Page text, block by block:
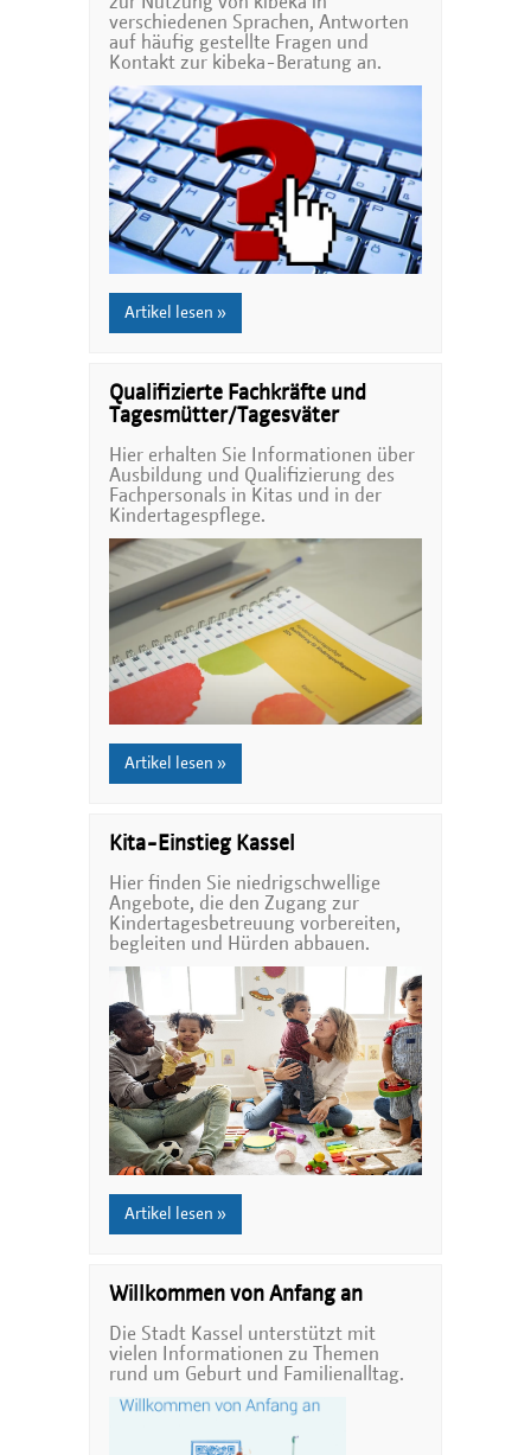
verschiedenen Sprachen, Antworten
auf häufig gestellte Fragen und
Kontakt zur kibeka-Beratung an.
Artikel lesen »
Qualifizierte Fachkräfte und
Tagesmütter/Tagesväter
Hier erhalten Sie Informationen über
Ausbildung und Qualifizierung des
Fachpersonals in Kitas und in der
Kindertagespflege.
Artikel lesen »
Kita-Einstieg Kassel
Hier finden Sie niedrigschwellige
Angebote, die den Zugang zur
Kindertagesbetreuung vorbereiten,
begleiten und Hürden abbauen.
Artikel lesen »
Willkommen von Anfang an
Die Stadt Kassel unterstützt mit
vielen Informationen zu Themen
rund um Geburt und Familienalltag.